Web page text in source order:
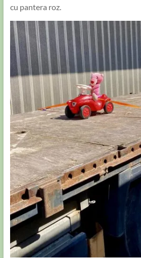
cu pantera roz.